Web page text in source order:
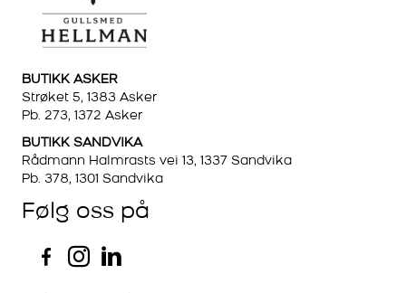
BUTIKK ASKER
Strøket 5, 1383 Asker
Pb. 273, 1372 Asker
BUTIKK SANDVIKA
Rådmann Halmrasts vei 13, 1337 Sandvika
Pb. 378, 1301 Sandvika
Følg oss på